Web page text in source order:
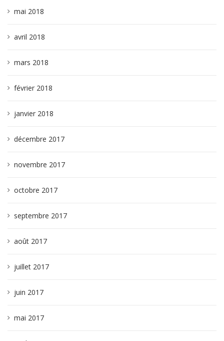
mai 2018
avril 2018
mars 2018
février 2018
janvier 2018
décembre 2017
novembre 2017
octobre 2017
septembre 2017
août 2017
juillet 2017
juin 2017
mai 2017